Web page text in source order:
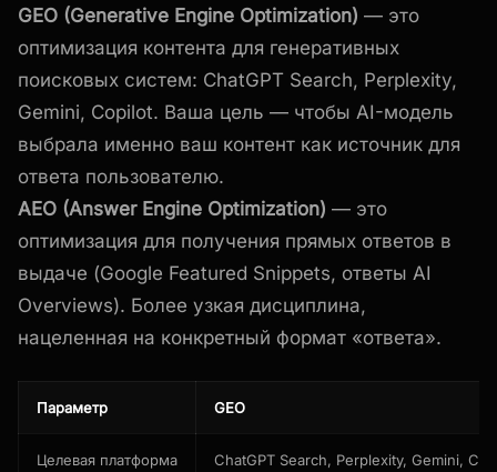
GEO (Generative Engine Optimization) — это
оптимизация контента для генеративных
поисковых систем: ChatGPT Search, Perplexity,
Gemini, Copilot. Ваша цель — чтобы AI-модель
выбрала именно ваш контент как источник для
ответа пользователю.
AEO (Answer Engine Optimization) — это
оптимизация для получения прямых ответов в
выдаче (Google Featured Snippets, ответы AI
Overviews). Более узкая дисциплина,
нацеленная на конкретный формат «ответа».
Параметр GEO
Целевая платформа ChatGPT Search, Perplexity, Gemini,